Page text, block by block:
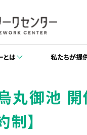
とは 私たちが提
御池 開
制】